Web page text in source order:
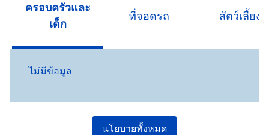
ครอบครัวและ
เด็ก
ที่จอดรถ สัตว์เลี้ยง
ไม่มีข้อมูล
นโยบายทั้งหมด